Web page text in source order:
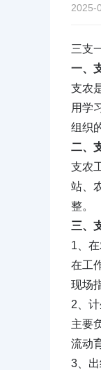
2025-
三支
一、
支农
用学
组织
二、
支农
站、
整。
三、
1、
在工
现场
2、
主要
流动
3、